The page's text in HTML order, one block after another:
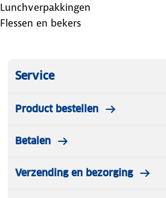
Lunchverpakkingen
Flessen en bekers
Service
Product bestellen
Betalen
Verzending en bezorging